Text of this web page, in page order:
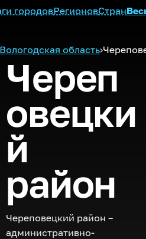
городовРегионовСтран
Вологодская область›
Череп
овецки
й
район
Череповецкий район –
административно-